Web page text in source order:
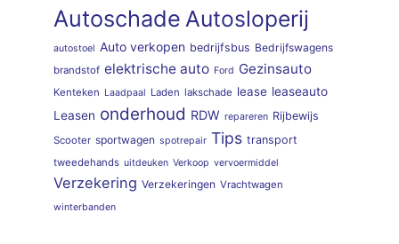
Autoschade Autosloperij
autostoel Auto verkopen bedrijfsbus Bedrijfswagens
brandstof elektrische auto Ford Gezinsauto
Kenteken Laadpaal Laden lakschade lease leaseauto
Leasen onderhoud RDW repareren Rijbewijs
Scooter sportwagen spotrepair Tips transport
tweedehands uitdeuken Verkoop vervoermiddel
Verzekering Verzekeringen Vrachtwagen
winterbanden